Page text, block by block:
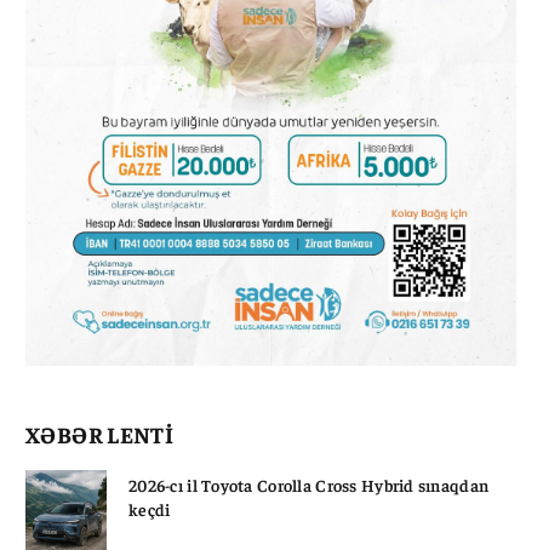
XƏBƏR LENTİ
2026-cı il Toyota Corolla Cross Hybrid sınaqdan
keçdi